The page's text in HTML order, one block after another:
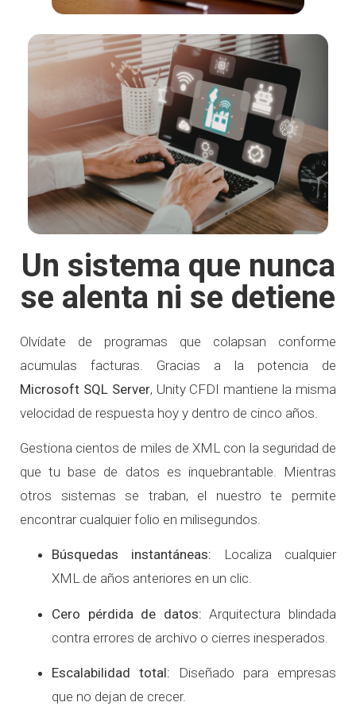
Un sistema que nunca
se alenta ni se detiene
Olvídate de programas que colapsan conforme
acumulas facturas. Gracias a la potencia de
Microsoft SQL Server, Unity CFDI mantiene la misma
velocidad de respuesta hoy y dentro de cinco años.
Gestiona cientos de miles de XML con la seguridad de
que tu base de datos es inquebrantable. Mientras
otros sistemas se traban, el nuestro te permite
encontrar cualquier folio en milisegundos.
Búsquedas instantáneas: Localiza cualquier
XML de años anteriores en un clic.
Cero pérdida de datos: Arquitectura blindada
contra errores de archivo o cierres inesperados.
Escalabilidad total: Diseñado para empresas
que no dejan de crecer.